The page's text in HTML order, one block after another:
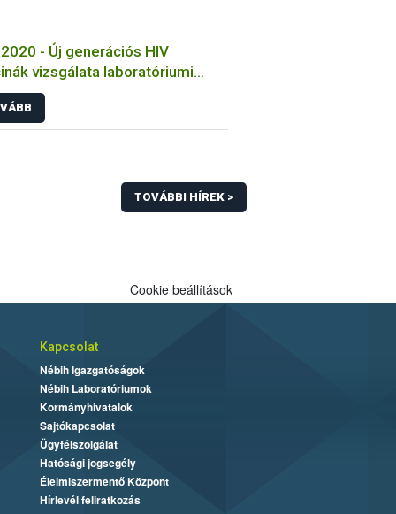
- Új generációs HIV
vizsgálata laboratóriumi
TOVÁBBI HÍREK >
Cookie beállítások
Kapcsolat
Nébih Igazgatóságok
Nébih Laboratóriumok
Kormányhivatalok
Sajtókapcsolat
Ügyfélszolgálat
Hatósági jogsegély
Élelmiszermentő Központ
Hírlevél feliratkozás